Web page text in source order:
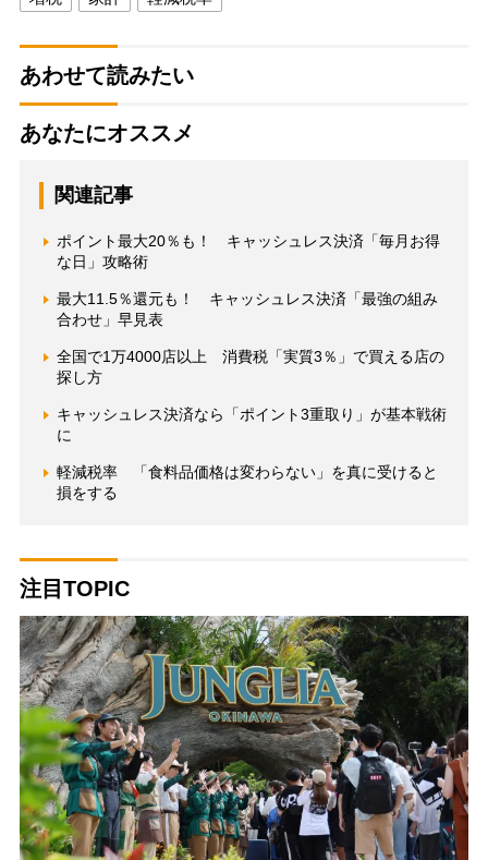
あわせて読みたい
あなたにオススメ
関連記事
ポイント最大20％も！ キャッシュレス決済「毎月お得
な日」攻略術
最大11.5％還元も！ キャッシュレス決済「最強の組み
合わせ」早見表
全国で1万4000店以上 消費税「実質3％」で買える店の
探し方
キャッシュレス決済なら「ポイント3重取り」が基本戦術
に
軽減税率 「食料品価格は変わらない」を真に受けると
損をする
注目TOPIC